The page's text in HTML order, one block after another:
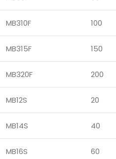
MB310F 100
MB315F 150
MB320F 200
MB12S 20
MB14S 40
MB16S 60